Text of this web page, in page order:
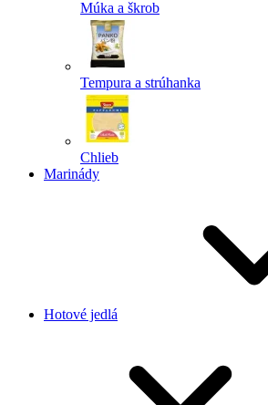
Múka a škrob
Tempura a strúhanka
Chlieb
Marinády
Hotové jedlá